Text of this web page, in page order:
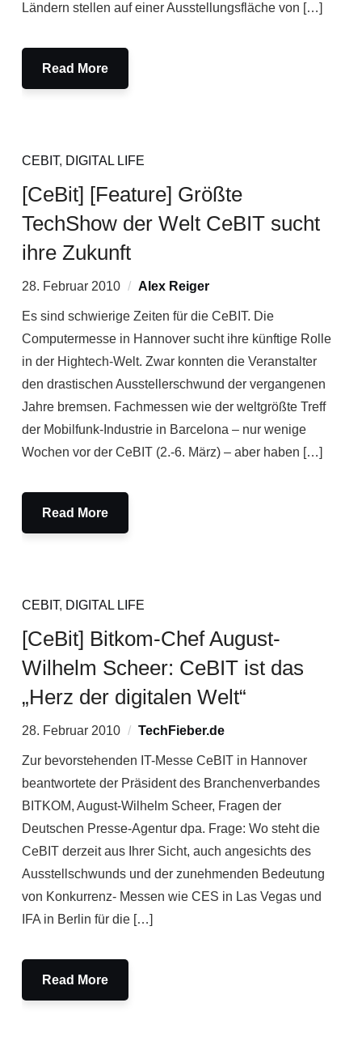
Ländern stellen auf einer Ausstellungsfläche von […]
Read More
CEBIT, DIGITAL LIFE
[CeBit] [Feature] Größte
TechShow der Welt CeBIT sucht
ihre Zukunft
28. Februar 2010 Alex Reiger
Es sind schwierige Zeiten für die CeBIT. Die
Computermesse in Hannover sucht ihre künftige Rolle
in der Hightech-Welt. Zwar konnten die Veranstalter
den drastischen Ausstellerschwund der vergangenen
Jahre bremsen. Fachmessen wie der weltgrößte Treff
der Mobilfunk-Industrie in Barcelona – nur wenige
Wochen vor der CeBIT (2.-6. März) – aber haben […]
Read More
CEBIT, DIGITAL LIFE
[CeBit] Bitkom-Chef August-
Wilhelm Scheer: CeBIT ist das
„Herz der digitalen Welt“
28. Februar 2010 TechFieber.de
Zur bevorstehenden IT-Messe CeBIT in Hannover
beantwortete der Präsident des Branchenverbandes
BITKOM, August-Wilhelm Scheer, Fragen der
Deutschen Presse-Agentur dpa. Frage: Wo steht die
CeBIT derzeit aus Ihrer Sicht, auch angesichts des
Ausstellschwunds und der zunehmenden Bedeutung
von Konkurrenz- Messen wie CES in Las Vegas und
IFA in Berlin für die […]
Read More